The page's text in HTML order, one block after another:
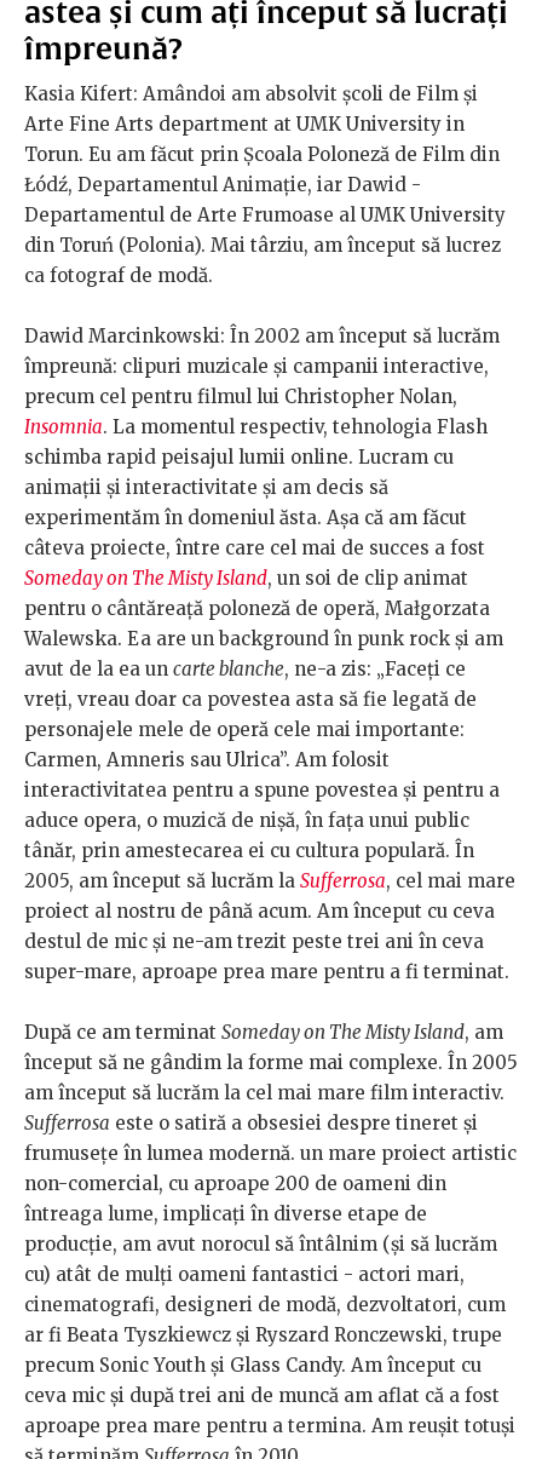
astea și cum ați început să lucrați
împreună?
Kasia Kifert: Amândoi am absolvit școli de Film și
Arte Fine Arts department at UMK University in
Torun. Eu am făcut prin Școala Poloneză de Film din
Łódź, Departamentul Animație, iar Dawid -
Departamentul de Arte Frumoase al UMK University
din Toruń (Polonia). Mai târziu, am început să lucrez
ca fotograf de modă.
Dawid Marcinkowski: În 2002 am început să lucrăm
împreună: clipuri muzicale și campanii interactive,
precum cel pentru filmul lui Christopher Nolan,
Insomnia. La momentul respectiv, tehnologia Flash
schimba rapid peisajul lumii online. Lucram cu
animații și interactivitate și am decis să
experimentăm în domeniul ăsta. Așa că am făcut
câteva proiecte, între care cel mai de succes a fost
Someday on The Misty Island, un soi de clip animat
pentru o cântăreață poloneză de operă, Małgorzata
Walewska. Ea are un background în punk rock și am
avut de la ea un carte blanche, ne-a zis: „Faceți ce
vreți, vreau doar ca povestea asta să fie legată de
personajele mele de operă cele mai importante:
Carmen, Amneris sau Ulrica”. Am folosit
interactivitatea pentru a spune povestea și pentru a
aduce opera, o muzică de nișă, în fața unui public
tânăr, prin amestecarea ei cu cultura populară. În
2005, am început să lucrăm la Sufferrosa, cel mai mare
proiect al nostru de până acum. Am început cu ceva
destul de mic și ne-am trezit peste trei ani în ceva
super-mare, aproape prea mare pentru a fi terminat.
După ce am terminat Someday on The Misty Island, am
început să ne gândim la forme mai complexe. În 2005
am început să lucrăm la cel mai mare film interactiv.
Sufferrosa este o satiră a obsesiei despre tineret și
frumusețe în lumea modernă. un mare proiect artistic
non-comercial, cu aproape 200 de oameni din
întreaga lume, implicați în diverse etape de
producție, am avut norocul să întâlnim (și să lucrăm
cu) atât de mulți oameni fantastici - actori mari,
cinematografi, designeri de modă, dezvoltatori, cum
ar fi Beata Tyszkiewcz și Ryszard Ronczewski, trupe
precum Sonic Youth și Glass Candy. Am început cu
ceva mic și după trei ani de muncă am aflat că a fost
aproape prea mare pentru a termina. Am reușit totuși